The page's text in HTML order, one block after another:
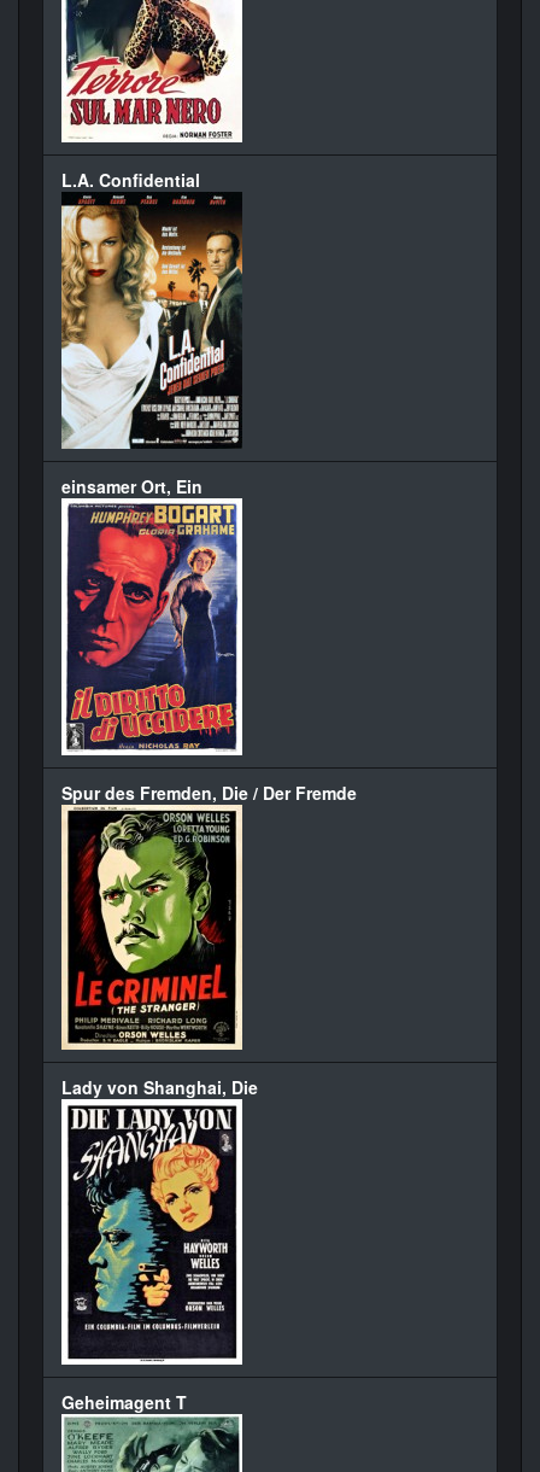
L.A. Confidential
einsamer Ort, Ein
Spur des Fremden, Die / Der Fremde
Lady von Shanghai, Die
Geheimagent T